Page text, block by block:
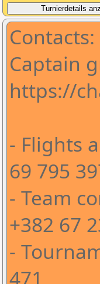
Contacts:
Captain
https://
- Flights
69 795
- Team
+382 67
-
471